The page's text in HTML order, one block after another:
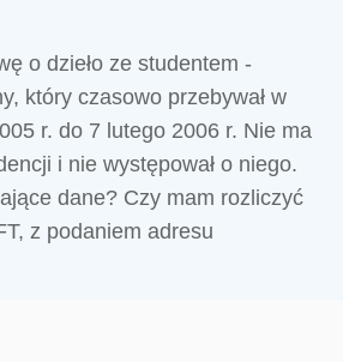
o dzieło ze studentem -
który czasowo przebywał w
r. do 7 lutego 2006 r. Nie ma
i nie występował o niego.
dane? Czy mam rozliczyć
z podaniem adresu